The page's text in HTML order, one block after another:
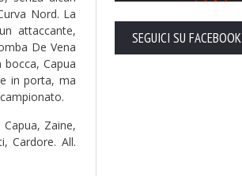
Nord. La
attaccante,
De Vena
Capua
in porta, ma
Zaine,
Cardore. All.
SEGUICI SU FACEBOOK